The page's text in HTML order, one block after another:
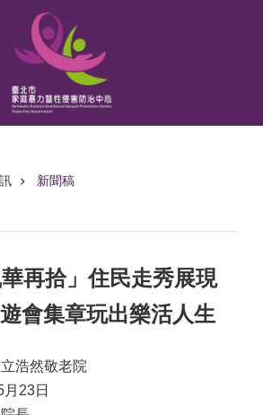
新聞稿
華再拾」住民走秀展現
會集章玩出樂活人生
浩然敬老院
23日